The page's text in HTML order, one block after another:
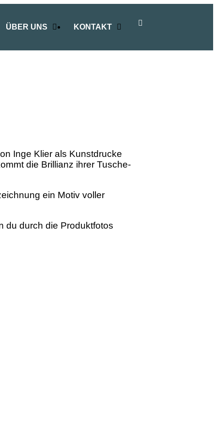
ÜBER UNS KONTAKT
Inge Klier als Kunstdrucke
die Brillianz ihrer Tusche-
ein Motiv voller
du durch die Produktfotos